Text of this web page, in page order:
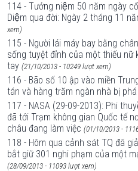
114 - Tưởng niệm 50 năm ngày
Diệm qua đời: Ngày 2 tháng 11
xem)
115 - Người lái máy bay bằng
sống tuyệt đỉnh của một thiếu nữ
tay (21/10/2013 - 10249 lượt xem)
116 - Bão số 10 ập vào miền
tán và hàng trăm ngàn nhà bị
117 - NASA (29-09-2013): Phi
đã tới Trạm không gian Quốc tế
châu đang làm việc (01/10/2013 -
118 - Hôm qua cảnh sát TQ đã
bắt giữ 301 nghi phạm của một
(28/09/2013 - 11093 lượt xem)